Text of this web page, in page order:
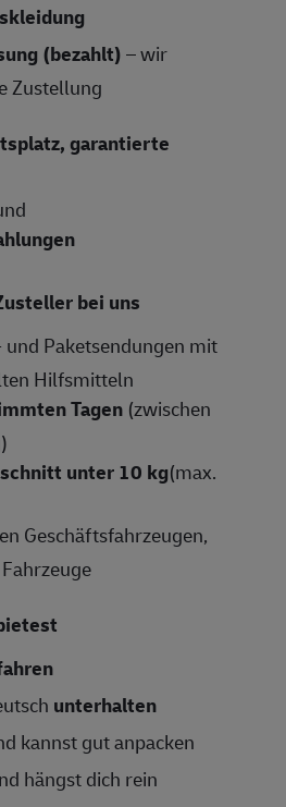
(bezahlt)– wir
Zustellung
garantierte
bei uns
Paketsendungen mit
Hilfsmitteln
Tagen (zwischen
unter 10 kg(max.
Geschäftsfahrzeugen,
unterhalten
kannst gut anpacken
hängst dich rein